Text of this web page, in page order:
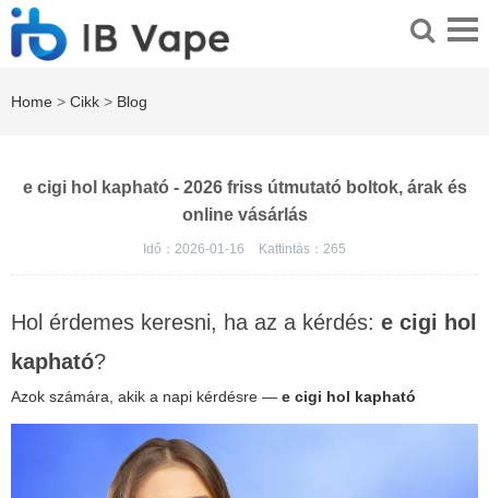
Home > Cikk > Blog
e cigi hol kapható - 2026 friss útmutató boltok, árak és
online vásárlás
Idő：2026-01-16 Kattintás： 265
Hol érdemes keresni, ha az a kérdés: e cigi hol
kapható?
Azok számára, akik a napi kérdésre — e cigi hol kapható